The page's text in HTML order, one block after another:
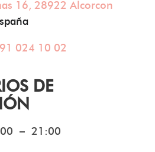
16, 28922 Alcorcon
91 024 10 02
DE
– 21:00